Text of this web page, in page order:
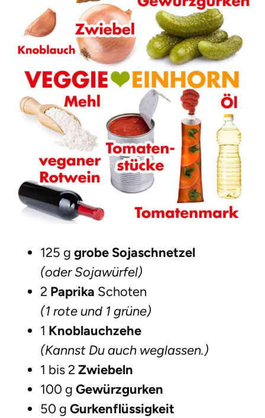
125 g grobe Sojaschnetzel
(oder Sojawürfel)
2 Paprika Schoten
(1 rote und 1 grüne)
1 Knoblauchzehe
(Kannst Du auch weglassen.)
1 bis 2 Zwiebeln
100 g Gewürzgurken
50 g Gurkenflüssigkeit